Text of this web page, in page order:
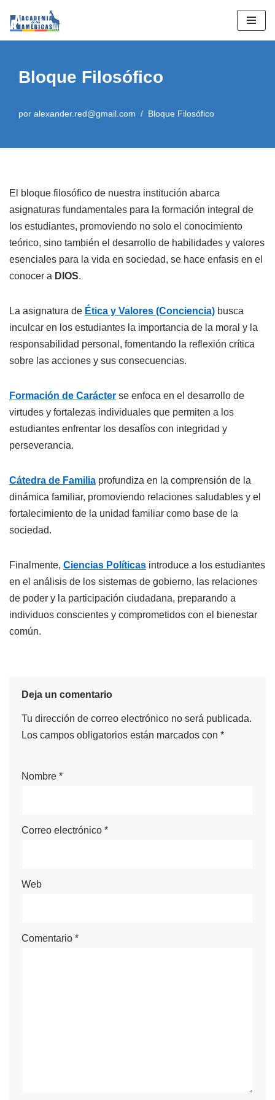
Saltar
Bloque Filosófico
por alexander.red@gmail.com Bloque Filosófico
El bloque filosófico de nuestra institución abarca
asignaturas fundamentales para la formación integral de
los estudiantes, promoviendo no solo el conocimiento
teórico, sino también el desarrollo de habilidades y valores
esenciales para la vida en sociedad, se hace enfasis en el
conocer a DIOS.
La asignatura de Ética y Valores (Conciencia) busca
inculcar en los estudiantes la importancia de la moral y la
responsabilidad personal, fomentando la reflexión crítica
sobre las acciones y sus consecuencias.
Formación de Carácter se enfoca en el desarrollo de
virtudes y fortalezas individuales que permiten a los
estudiantes enfrentar los desafíos con integridad y
perseverancia.
Cátedra de Familia profundiza en la comprensión de la
dinámica familiar, promoviendo relaciones saludables y el
fortalecimiento de la unidad familiar como base de la
sociedad.
Finalmente, Ciencias Políticas introduce a los estudiantes
en el análisis de los sistemas de gobierno, las relaciones
de poder y la participación ciudadana, preparando a
individuos conscientes y comprometidos con el bienestar
común.
Deja un comentario
Tu dirección de correo electrónico no será publicada.
Los campos obligatorios están marcados con *
Nombre *
Correo electrónico *
Web
Comentario *